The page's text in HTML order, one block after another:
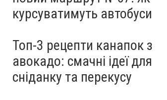
курсуватимуть автобуси
Топ-3 рецепти канапок з
авокадо: смачні ідеї для
сніданку та перекусу